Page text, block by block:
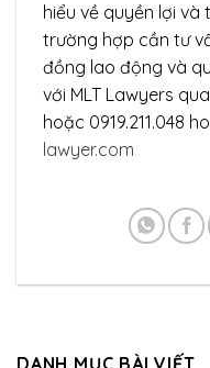
hiểu về quyền lợi và
trường hợp cần tư
đồng lao động và
với MLT Lawyers
hoặc 0919.211.048
lawyer.com